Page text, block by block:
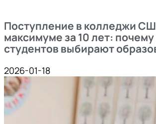
Поступление в колледжи
максимуме за 10 лет:
студентов выбирают
2026-01-18